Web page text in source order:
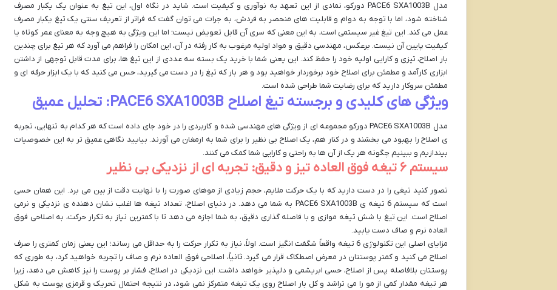
مدل PACE6 SXA1003B دورکو، نمادی از این تعهد به نوآوری و کیفیت است. شاید در نگاه اول، این تیغ به عنوان یک یکبار مصرف
شناخته شود، اما با توجه به دوام و قابلیت های منحصر به فردش، به جرات می توان گفت که فراتر از تعریف سنتی یک تیغ یکبار مصرف
عمل می کند. این تیغ غیر سیستمی است، به این معنی که سری آن قابل تعویض نیست؛ اما این ویژگی به هیچ وجه به معنای عمر کوتاه یا
کیفیت پایین آن نیست. برعکس، مهندسی دقیق و مواد اولیه مرغوب به کار رفته در آن، این امکان را فراهم می آورد که هر تیغ برای چندین
بار اصلاح، تیزی و کارایی اولیه خود را حفظ کند. این یعنی شما با خرید یک بسته سه عددی از این تیغ ها، برای مدت قابل توجهی از داشتن
ابزاری کارآمد و مطمئن برای اصلاح خود برخوردار خواهید بود و هر بار که تیغ را در دست می گیرید، حس می کنید که با یک ابزار حرفه ای و
مطمئن سروکار دارید که برای رضایت شما طراحی شده است.
ویژگی های کلیدی و برجسته تیغ اصلاح PACE6 SXA1003B: تحلیل عمیق
مدل PACE6 SXA1003B دورکو مجموعه ای از ویژگی های مهندسی شده و کاربردی را در خود جای داده است که هر کدام به تنهایی، تجربه
ی اصلاح را بهبود می بخشند و در کنار هم، یک اصلاح بی نظیر را برای شما به ارمغان می آورند. بیایید نگاهی عمیق تر به این خصوصیات
بیندازیم و ببینیم چگونه هر یک از آن ها به راحتی و کارایی شما کمک می کنند.
سیستم ۶ تیغه فوق العاده تیز و دقیق: تجربه ای از نزدیکی بی نظیر
تصور کنید تیغی را در دست دارید که با یک حرکت ملایم، حجم زیادی از موهای صورت را با نهایت دقت از بین می برد. این همان حسی
است که سیستم 6 تیغه ی PACE6 SXA1003B به شما می دهد. در دنیای اصلاح، تعداد تیغه ها اغلب نشان دهنده ی نزدیکی و نرمی
اصلاح است. این تیغ با شش تیغه موازی و با فاصله گذاری دقیق، به شما اجازه می دهد تا با کمترین نیاز به تکرار حرکت، به اصلاحی فوق
العاده نرم و صاف دست یابید.
مزایای اصلی این تکنولوژی 6 تیغه واقعاً شگفت انگیز است. اولاً، نیاز به تکرار حرکت را به حداقل می رساند؛ این یعنی زمان کمتری را صرف
اصلاح می کنید و کمتر پوستتان در معرض اصطکاک قرار می گیرد. ثانیاً، اصلاحی فوق العاده نرم و صاف را تجربه خواهید کرد، به طوری که
پوستتان بلافاصله پس از اصلاح، حسی ابریشمی و دلپذیر خواهد داشت. این نزدیکی در اصلاح، فشار بر پوست را نیز کاهش می دهد، زیرا
هر تیغه مقدار کمی از مو را می تراشد و کل بار اصلاح روی یک تیغه متمرکز نمی شود، در نتیجه احتمال تحریک و قرمزی پوست به شکل